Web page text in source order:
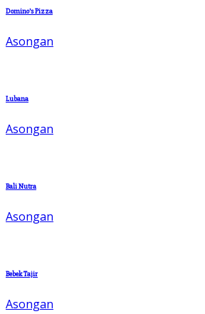
Domino’s Pizza
Asongan
Lubana
Asongan
Bali Nutra
Asongan
Bebek Tajir
Asongan